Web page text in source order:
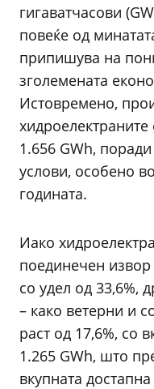
гигаватчасови
повеќе од
припишува на
зголемената
Истовремено,
1.656 GWh,
услови, особено
годината.
Иако
поединечен извор
со удел од 33,6%,
– како ветерни и
раст од 17,6%, со
1.265 GWh, што
вкупната